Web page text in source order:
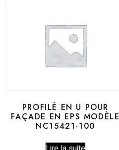
PROFILÉ EN U POUR
FAÇADE EN EPS MODÈLE
NC15421-100